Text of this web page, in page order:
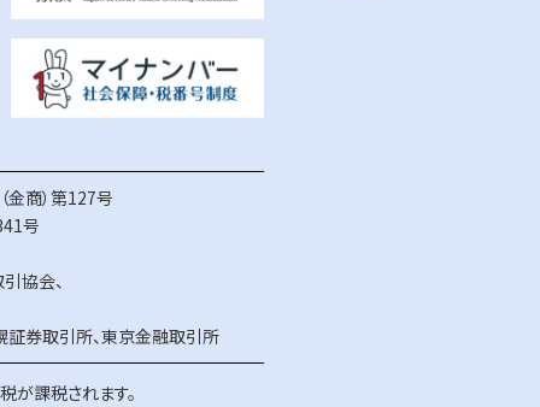
商）第127号
号
協会、
証券取引所、東京金融取引所
課税されます。